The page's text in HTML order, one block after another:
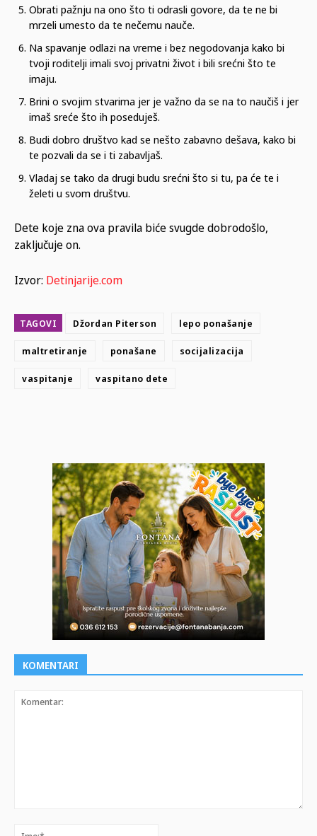
Obrati pažnju na ono što ti odrasli govore, da te ne bi
mrzeli umesto da te nečemu nauče.
Na spavanje odlazi na vreme i bez negodovanja kako bi
tvoji roditelji imali svoj privatni život i bili srećni što te
imaju.
Brini o svojim stvarima jer je važno da se na to naučiš i jer
imaš sreće što ih poseduješ.
Budi dobro društvo kad se nešto zabavno dešava, kako bi
te pozvali da se i ti zabavljaš.
Vladaj se tako da drugi budu srećni što si tu, pa će te i
želeti u svom društvu.
Dete koje zna ova pravila biće svugde dobrodošlo,
zaključuje on.
Izvor: Detinjarije.com
TAGOVI Džordan Piterson lepo ponašanje
maltretiranje ponašane socijalizacija
vaspitanje vaspitano dete
KOMENTARI